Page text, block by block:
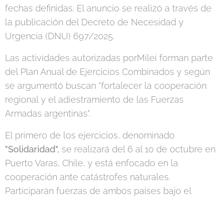
fechas definidas. El anuncio se realizó a través de
la publicación del Decreto de Necesidad y
Urgencia (DNU) 697/2025.
Las actividades autorizadas porMilei forman parte
del Plan Anual de Ejercicios Combinados y según
se argumentó buscan "fortalecer la cooperación
regional y el adiestramiento de las Fuerzas
Armadas argentinas".
El primero de los ejercicios, denominado
"Solidaridad", se realizará del 6 al 10 de octubre en
Puerto Varas, Chile, y está enfocado en la
cooperación ante catástrofes naturales.
Participarán fuerzas de ambos países bajo el